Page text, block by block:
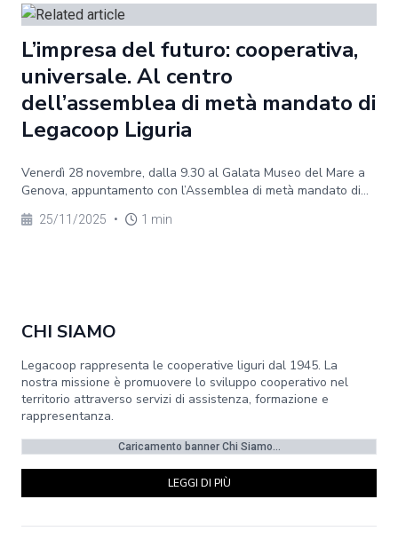
L’impresa del futuro: cooperativa,
universale. Al centro
dell’assemblea di metà mandato di
Legacoop Liguria
Venerdì 28 novembre, dalla 9.30 al Galata Museo del Mare a
Genova, appuntamento con l’Assemblea di metà mandato di...
25/11/2025 • 1 min
CHI SIAMO
Legacoop rappresenta le cooperative liguri dal 1945. La
nostra missione è promuovere lo sviluppo cooperativo nel
territorio attraverso servizi di assistenza, formazione e
rappresentanza.
Caricamento banner Chi Siamo...
LEGGI DI PIÙ